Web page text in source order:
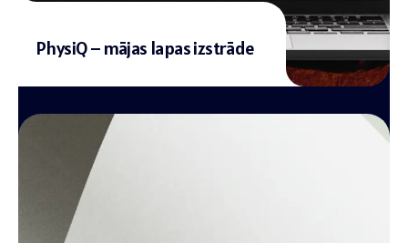
PhysiQ – mājas lapas izstrāde